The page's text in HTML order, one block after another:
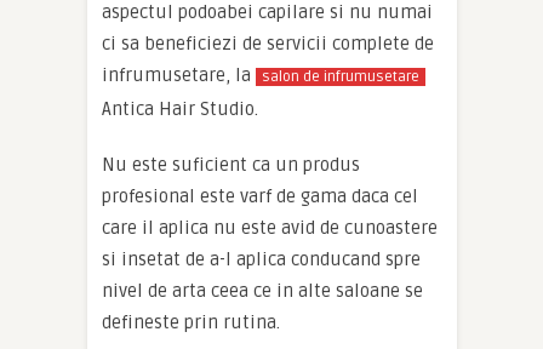
aspectul podoabei capilare si nu numai
ci sa beneficiezi de servicii complete de
infrumusetare, la
salon de infrumusetare
Antica Hair Studio.
Nu este suficient ca un produs
profesional este varf de gama daca cel
care il aplica nu este avid de cunoastere
si insetat de a-l aplica conducand spre
nivel de arta ceea ce in alte saloane se
defineste prin rutina.